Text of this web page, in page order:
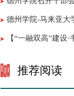
推荐阅读